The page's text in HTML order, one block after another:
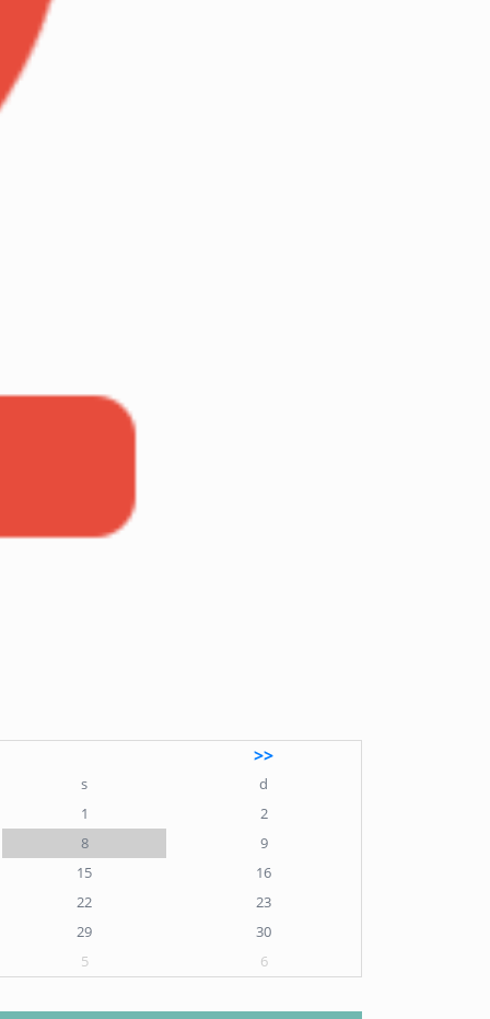
>>
s
d
1
2
8
9
15
16
22
23
29
30
5 6